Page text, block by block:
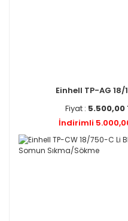
Einhell TP-AG 18/
Fiyat : 5.500,00
İndirimli